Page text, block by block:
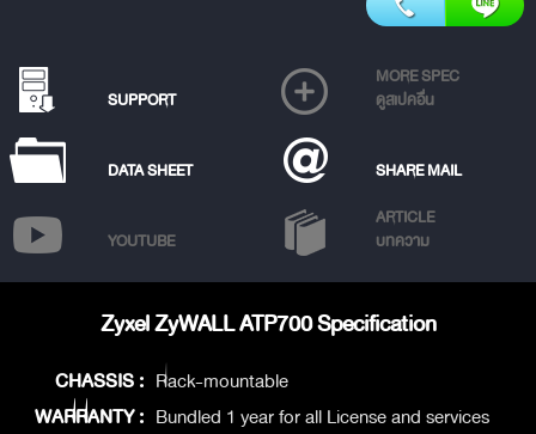
SUPPORT
MORE SPEC
ดูสเปคอื่น
DATA SHEET SHARE MAIL
YOUTUBE
ARTICLE
บทความ
Zyxel ZyWALL ATP700 Specification
CHASSIS : Rack-mountable
WARRANTY : Bundled 1 year for all License and services